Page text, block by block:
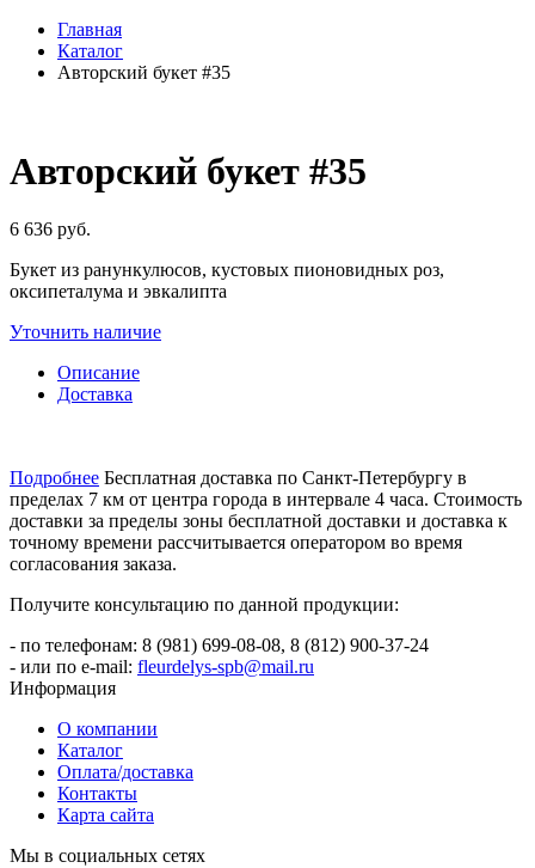
Главная
Каталог
Авторский букет #35
Авторский букет #35
6 636 руб.
Букет из ранункулюсов, кустовых пионовидных роз,
оксипеталума и эвкалипта
Уточнить наличие
Описание
Доставка
Подробнее Бесплатная доставка по Санкт-Петербургу в
пределах 7 км от центра города в интервале 4 часа. Стоимость
доставки за пределы зоны бесплатной доставки и доставка к
точному времени рассчитывается оператором во время
согласования заказа.
Получите консультацию по данной продукции:
- по телефонам: 8 (981) 699-08-08, 8 (812) 900-37-24
- или по e-mail: fleurdelys-spb@mail.ru
Информация
О компании
Каталог
Оплата/доставка
Контакты
Карта сайта
Мы в социальных сетях